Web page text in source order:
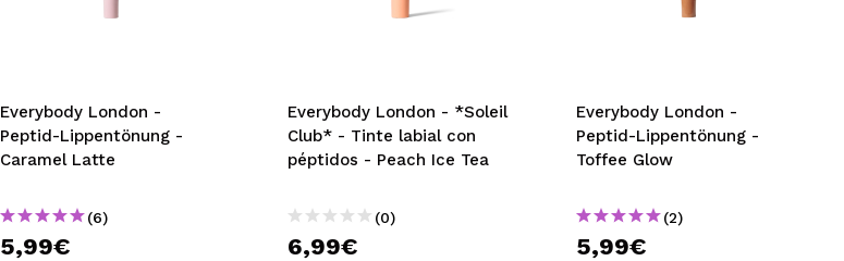
bisherigen Vorgänge einsehen.
BENUTZERKONTO ERSTELLEN
Everybody London -
Peptid-Lippentönung -
Caramel Latte
(6)
5,99€
Everybody London - *Soleil
Club* - Tinte labial con
péptidos - Peach Ice Tea
(0)
6,99€
Everybody London -
Peptid-Lippentönung -
Toffee Glow
(2)
5,99€